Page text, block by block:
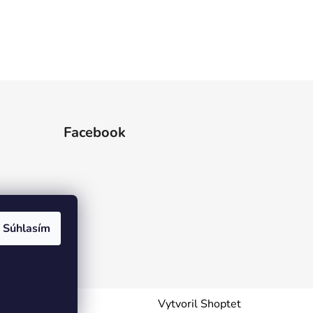
Súhlasím
Facebook
Vytvoril Shoptet